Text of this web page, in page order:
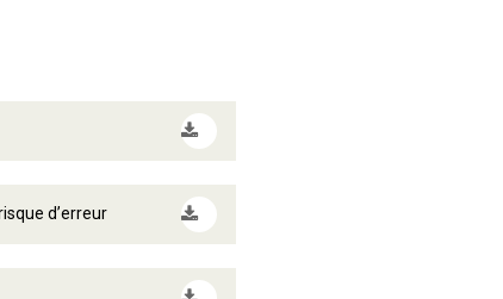
d’erreur